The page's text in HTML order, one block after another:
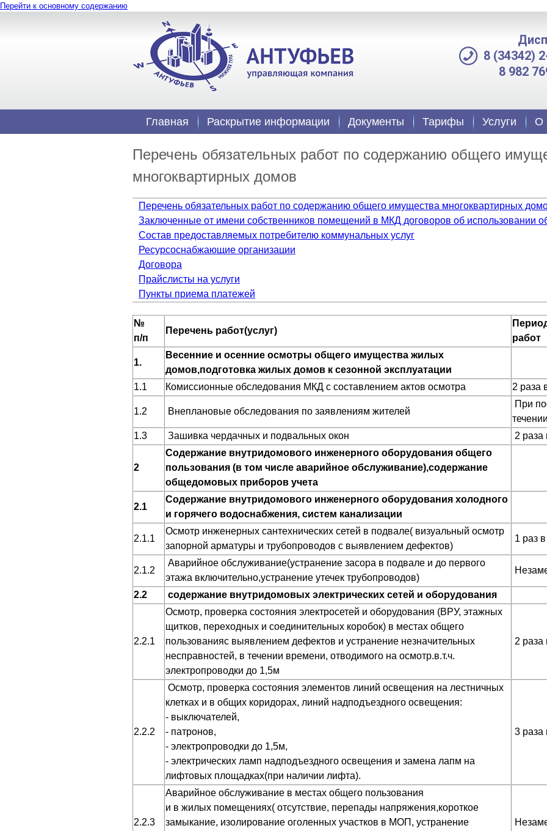
Перейти к основному содержанию
8 (34342)
8 982
Главная Раскрытие информации Документы Тарифы Услуги О
Перечень обязательных работ по содержанию общего
многоквартирных домов
Перечень обязательных работ по содержанию общего имущества многоквартирных
Заключенные от имени собственников помещений в МКД договоров об использовании
Состав предоставляемых потребителю коммунальных услуг
Ресурсоснабжающие организации
Договора
Прайслисты на услуги
Пункты приема платежей
№
п/п
Перечень работ(услуг)
работ
1.
Весенние и осенние осмотры общего имущества жилых
домов,подготовка жилых домов к сезонной эксплуатации
1.1
Комиссионные обследования МКД с составлением актов осмотра 2 раза
1.2 Внеплановые обследования по заявлениям жителей
При
1.3
Зашивка чердачных и подвальных окон 2 раза
2
Содержание внутридомового инженерного оборудования общего
пользования (в том числе аварийное обслуживание),содержание
общедомовых приборов учета
2.1
Содержание внутридомового инженерного оборудования холодного
и горячего водоснабжения, систем канализации
2.1.1
Осмотр инженерных сантехнических сетей в подвале( визуальный осмотр
запорной арматуры и трубопроводов с выявлением дефектов)
1 раз
2.1.2
Аварийное обслуживание(устранение засора в подвале и до первого
этажа включительно,устранение утечек трубопроводов)
2.2 содержание внутридомовых электрических сетей и оборудования
2.2.1
Осмотр, проверка состояния электросетей и оборудования (ВРУ, этажных
щитков, переходных и соединительных коробок) в местах общего
пользованияс выявлением дефектов и устранение незначительных
несправностей, в течении времени, отводимого на осмотр.в.т.ч.
электропроводки до 1,5м
2 раза
2.2.2
Осмотр, проверка состояния элементов линий освещения на лестничных
клетках и в общих коридорах, линий надподъездного освещения:
- выключателей,
- патронов,
- электропроводки до 1,5м,
- электрических ламп надподъездного освещения и замена лапм на
лифтовых площадках(при наличии лифта).
3 раза
2.2.3
Аварийное обслуживание в местах общего пользования
и в жилых помещениях( отсутствие, перепады напряжения,короткое
замыкание, изолирование оголенных участков в МОП, устранение